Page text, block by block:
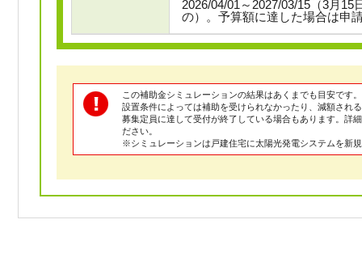
2026/04/01～2027/03/15（3月
の）。予算額に達した場合は申
この補助金シミュレーションの結果はあくまでも目安です。
設置条件によっては補助を受けられなかったり、減額され
募集定員に達して受付が終了している場合もあります。詳
ださい。
※シミュレーションは戸建住宅に太陽光発電システムを新